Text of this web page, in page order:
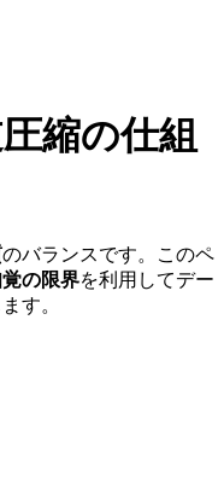
縮の仕組
のバランスです。このペ
の限界を利用してデー
す。